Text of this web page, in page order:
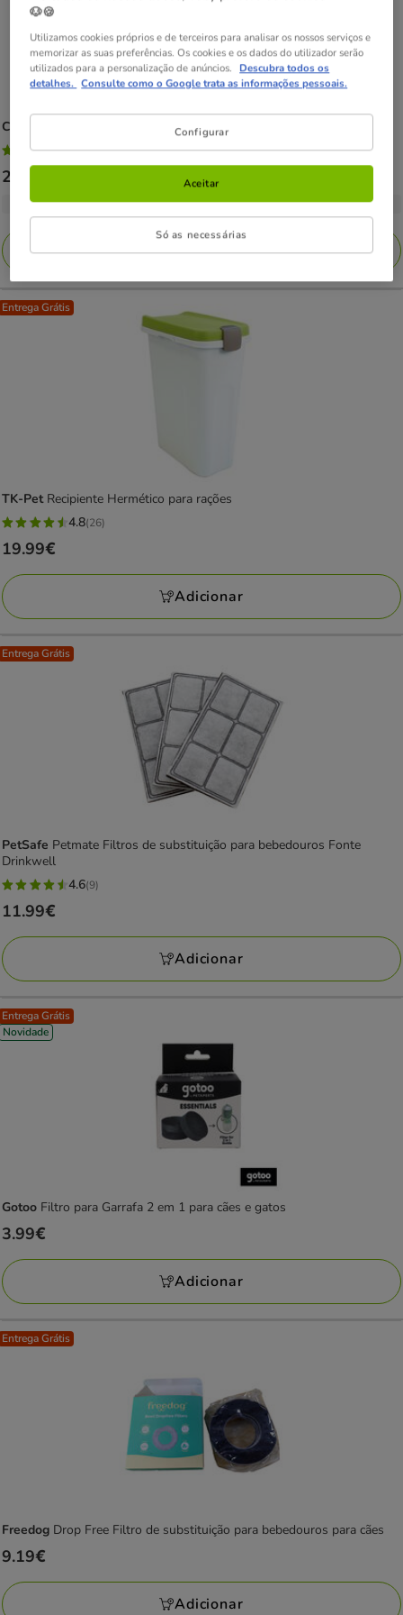
Curver Recipiente para a Ração para cães
4.9
estrelas
avaliações
4.9(24)
Preço
21.89€
a
49.99€
21.89€
2 opções de formato
Adicionar
Entrega Grátis
TK-Pet Recipiente Hermético para rações
4.8
estrelas
com
26
avaliações
4.8(26)
Preço
19.99€
19.99€
Adicionar
Entrega Grátis
PetSafe Petmate Filtros de substituição para bebedouros Fonte
Drinkwell
4.6
estrelas
com
9
avaliações
4.6(9)
Preço
11.99€
11.99€
Adicionar
Entrega Grátis
Novidade
Gotoo Filtro para Garrafa 2 em 1 para cães e gatos
Preço
3.99€
3.99€
Adicionar
Entrega Grátis
Freedog Drop Free Filtro de substituição para bebedouros para cães
Preço
9.19€
9.19€
Adicionar
🐶🍪
Utilizamos cookies próprios e de terceiros para analisar os nossos serviços e
memorizar as suas preferências. Os cookies e os dados do utilizador serão
utilizados para a personalização de anúncios. Descubra todos os
detalhes. Consulte como o Google trata as informações pessoais.
Configurar
Só as necessárias
Aceitar